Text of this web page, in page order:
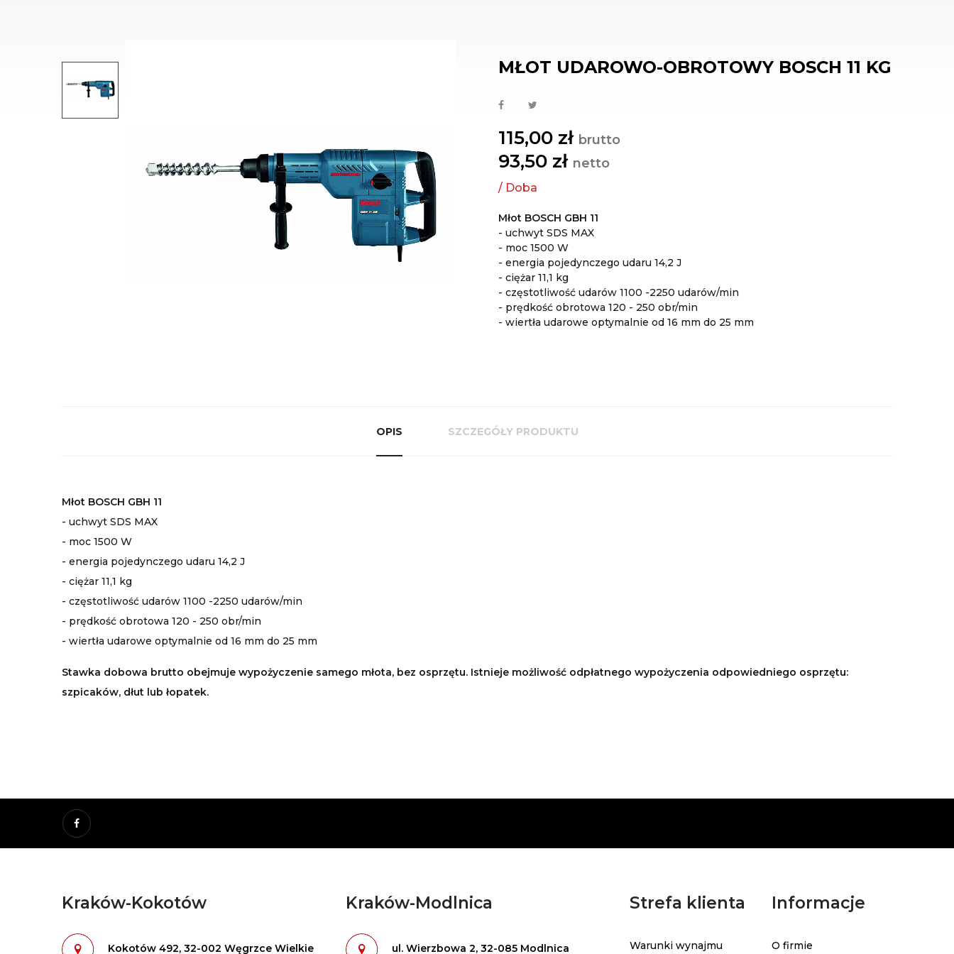
MŁOT UDAROWO-OBROTOWY BOSCH 11 KG
115,00 zł brutto
93,50 zł netto
Młot BOSCH GBH 11
- uchwyt SDS MAX
- moc 1500 W
- energia pojedynczego udaru 14,2 J
- ciężar 11,1 kg
- częstotliwość udarów 1100 -2250 udarów/min
- prędkość obrotowa 120 - 250 obr/min
- wiertła udarowe optymalnie od 16 mm do 25 mm
OPIS SZCZEGÓŁY PRODUKTU
Młot BOSCH GBH 11
- uchwyt SDS MAX
- moc 1500 W
- energia pojedynczego udaru 14,2 J
- ciężar 11,1 kg
- częstotliwość udarów 1100 -2250 udarów/min
- prędkość obrotowa 120 - 250 obr/min
- wiertła udarowe optymalnie od 16 mm do 25 mm
Stawka dobowa brutto obejmuje wypożyczenie samego młota, bez osprzętu. Istnieje możliwość odpłatnego wypożyczenia odpowiedniego osprzętu:
szpicaków, dłut lub łopatek.
Facebook
Kraków-Kokotów
Kokotów 492, 32-002 Węgrzce Wielkie
Kraków-Modlnica
- ul. Wierzbowa 2, 32-085 Modlnica
Strefa klienta
Warunki wynajmu
Informacje
O firmie